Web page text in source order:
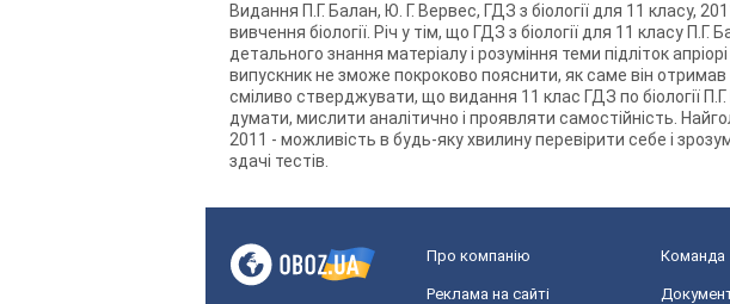
Видання П.Г. Балан, Ю. Г. Вервес, ГДЗ з біології для 11 класу,
вивчення біології. Річ у тім, що ГДЗ з біології для 11 класу
детального знання матеріалу і розуміння теми підліток
випускник не зможе покроково пояснити, як саме він
сміливо стверджувати, що видання 11 клас ГДЗ по біології
думати, мислити аналітично і проявляти самостійність.
2011 - можливість в будь-яку хвилину перевірити себе і
здачі тестів.
Про компанію Команда
Реклама на сайті